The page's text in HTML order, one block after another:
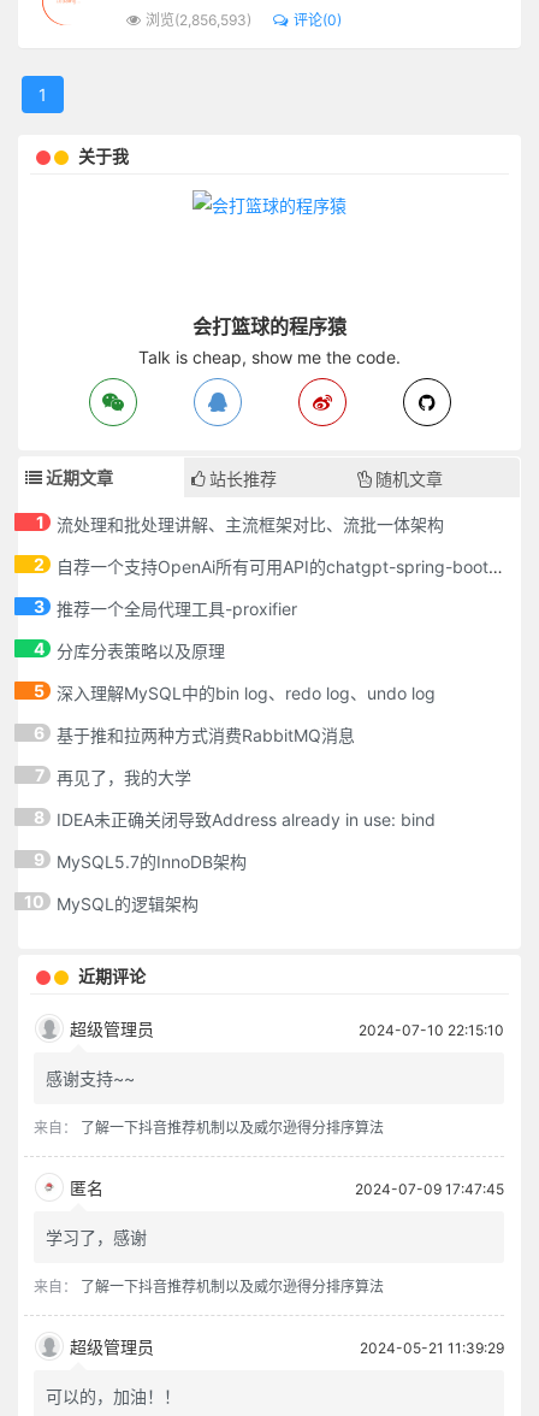
浏览(2,856,593) 评论(0)
1
关于我
会打篮球的程序猿
Talk is cheap, show me the code.
近期文章 站长推荐 随机文章
1
流处理和批处理讲解、主流框架对比、流批一体架构
2
自荐一个支持OpenAi所有可用API的chatgpt-spring-boot-starter
3 推荐一个全局代理工具-proxifier
4
分库分表策略以及原理
5 深入理解MySQL中的bin log、redo log、undo log
6 基于推和拉两种方式消费RabbitMQ消息
7 再见了，我的大学
8
IDEA未正确关闭导致Address already in use: bind
9
MySQL5.7的InnoDB架构
10
MySQL的逻辑架构
近期评论
超级管理员 2024-07-10 22:15:10
感谢支持~~
来自： 了解一下抖音推荐机制以及威尔逊得分排序算法
匿名 2024-07-09 17:47:45
学习了，感谢
来自： 了解一下抖音推荐机制以及威尔逊得分排序算法
超级管理员 2024-05-21 11:39:29
可以的，加油！！